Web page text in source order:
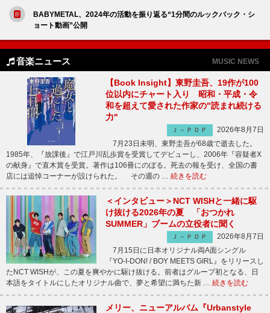
BABYMETAL、2024年の活動を振り返る“1分間のルックバック・シ
ョート動画”公開
音楽ニュース MUSIC NEWS
【Book Insight】東野圭吾、19作が100
位以内にチャート入り 昭和・平成・令
和を超えて愛された作家の"読まれ続ける
力"
Ｊ－ＰＯＰ
2026年8月7日
7月23日未明、東野圭吾が68歳で逝去した。
1985年、『放課後』で江戸川乱歩賞を受賞してデビューし、2006年『容疑者X
の献身』で直木賞を受賞。著作は106冊にのぼる。死去の報を受け、全国の書
店には追悼コーナーが設けられた。 その週の … 続きを読む
＜インタビュー＞NCT WISHと一緒に駆
け抜ける2026年の夏 「おつかれ
SUMMER」ブームの立役者に聞く
Ｊ－ＰＯＰ
2026年8月7日
7月15日に日本オリジナル両A面シングル
『YO-I-DON! / BOY MEETS GIRL』をリリースし
たNCT WISHが、この夏を爽やかに駆け抜ける。前者はグループ初となる、日
本語をタイトルにしたオリジナル曲で、夢と希望に満ちた新 … 続きを読む
メリー、ニューアルバム『Urbanstyle